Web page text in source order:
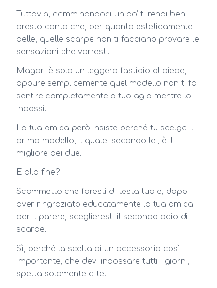
Tuttavia, camminandoci un po’ ti rendi ben
presto conto che, per quanto esteticamente
belle, quelle scarpe non ti facciano provare le
sensazioni che vorresti.
Magari è solo un leggero fastidio al piede,
oppure semplicemente quel modello non ti fa
sentire completamente a tuo agio mentre lo
indossi.
La tua amica però insiste perché tu scelga il
primo modello, il quale, secondo lei, è il
migliore dei due.
E alla fine?
Scommetto che faresti di testa tua e, dopo
aver ringraziato educatamente la tua amica
per il parere, sceglieresti il secondo paio di
scarpe.
Sì, perché la scelta di un accessorio così
importante, che devi indossare tutti i giorni,
spetta solamente a te.